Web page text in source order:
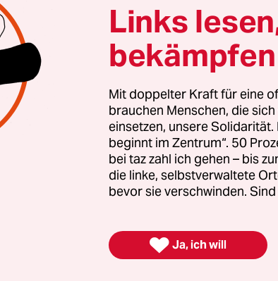
war es seiner Meinung nach fast
Zeitung fand. Entsprechend schäumend
dann aus. Als der Blog plötzlich
Anja Maier auf den Weg zu ihm
aufgeschrieben.
Links
bekämpfen
Mit doppelter Kraft für eine
brauchen Menschen, die
einsetzen, unsere
beginnt im Zentrum“. 50
bei taz zahl ich gehen – bis
die linke, selbstverwaltete
bevor sie verschwinden.
 Ja, ich will